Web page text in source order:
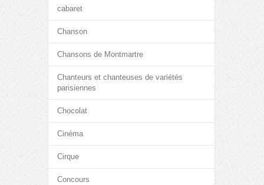
cabaret
Chanson
Chansons de Montmartre
Chanteurs et chanteuses de variétés
parisiennes
Chocolat
Cinéma
Cirque
Concours